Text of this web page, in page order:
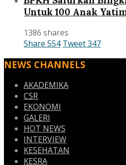
Untuk 100 Anak
1386 shares
Share 554 Tweet347
NEWS CHANNELS
AKADEMIKA
CSR
EKONOMI
GALERI
HOT NEWS
INTERVIEW
KESEHATAN
KESRA